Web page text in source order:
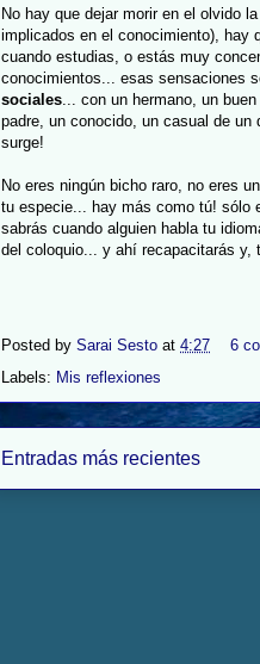
No hay que dejar morir en el olvido
implicados en el conocimiento), hay
cuando estudias, o estás muy
conocimientos... esas sensaciones
sociales... con un hermano, un
padre, un conocido, un casual de
surge!
No eres ningún bicho raro, no eres
tu especie... hay más como tú! sólo
sabrás cuando alguien habla tu
del coloquio... y ahí recapacitarás y,
Posted by Sarai Sesto at 4:27
6
Labels: Mis reflexiones
Entradas más recientes